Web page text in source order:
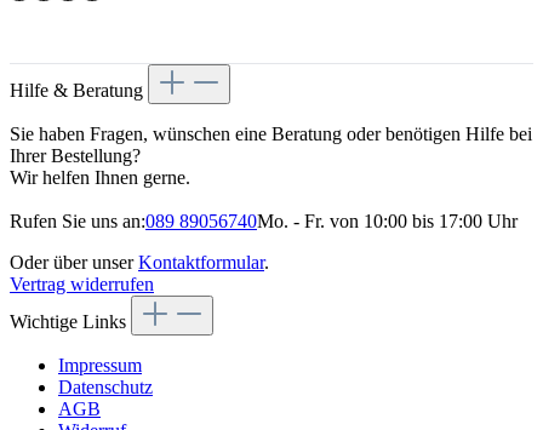
Hilfe & Beratung
Sie haben Fragen, wünschen eine Beratung oder benötigen Hilfe bei
Ihrer Bestellung?
Wir helfen Ihnen gerne.
Rufen Sie uns an:089 89056740Mo. - Fr. von 10:00 bis 17:00 Uhr
Oder über unserKontaktformular.
Vertrag widerrufen
Wichtige Links
Impressum
Datenschutz
AGB